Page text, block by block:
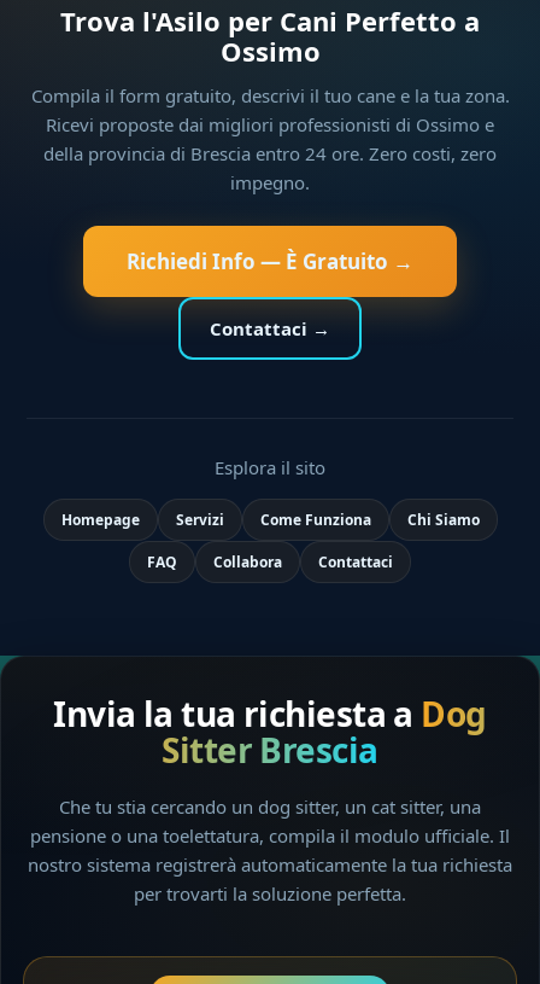
Trova l'Asilo per Cani Perfetto a
Ossimo
Compila il form gratuito, descrivi il tuo cane e la tua zona.
Ricevi proposte dai migliori professionisti di Ossimo e
della provincia di Brescia entro 24 ore. Zero costi, zero
impegno.
Richiedi Info — È Gratuito →
Contattaci →
Esplora il sito
Homepage Servizi Come Funziona Chi Siamo
FAQ Collabora Contattaci
Invia la tua richiesta a Dog
Sitter Brescia
Che tu stia cercando un dog sitter, un cat sitter, una
pensione o una toelettatura, compila il modulo ufficiale. Il
nostro sistema registrerà automaticamente la tua richiesta
per trovarti la soluzione perfetta.